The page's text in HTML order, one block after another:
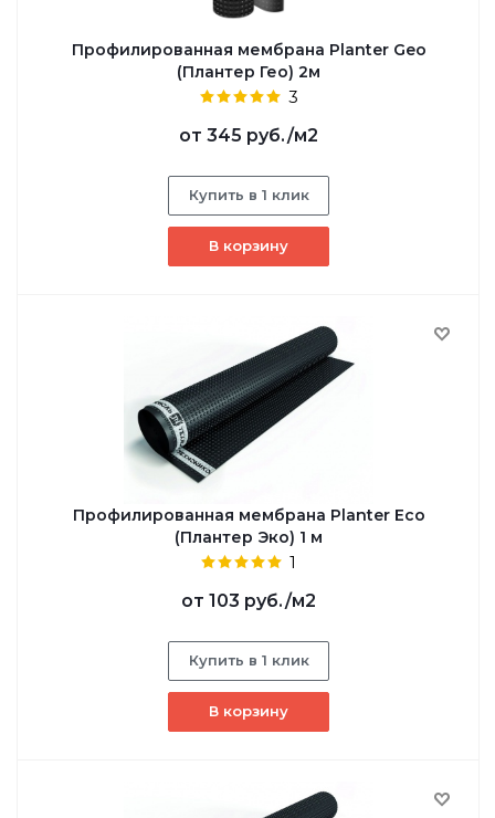
Профилированная мембрана Planter Geo
(Плантер Гео) 2м
3
от 345 руб./м2
Купить в 1 клик
В корзину
Профилированная мембрана Planter Eco
(Плантер Эко) 1 м
1
от 103 руб./м2
Купить в 1 клик
В корзину